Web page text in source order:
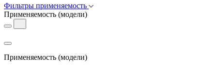
Фильтры применяемость
Применяемость (модели)
Применяемость (модели)